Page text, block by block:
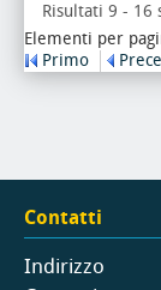
Risultati 9 - 16
Elementi per
Primo
Contatti
Indirizzo